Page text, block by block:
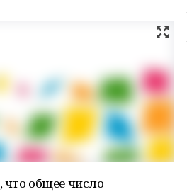
, что общее число